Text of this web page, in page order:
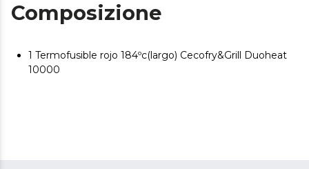
Composizione
1 Termofusible rojo 184ºc(largo) Cecofry&Grill Duoheat
10000